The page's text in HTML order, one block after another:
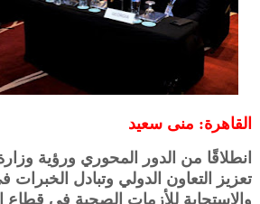
القاهرة: منى سعيد
انطلاقًا من الدور المحوري ورؤية
تعزيز التعاون الدولي وتبادل الخبرات
والاستجابة للأزمات الصحية في